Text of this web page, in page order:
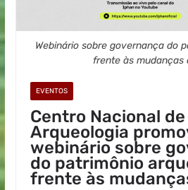
Webinário sobre governança do
frente às mudanças
EVENTOS
Centro Nacional de
Arqueologia
webinário sobre
do patrimônio
frente às